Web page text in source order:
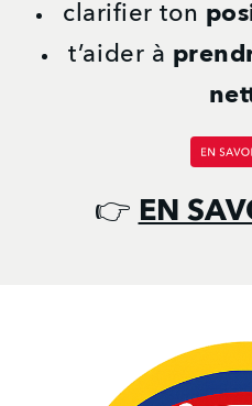
clarifier ton
t’aider à
👉 EN